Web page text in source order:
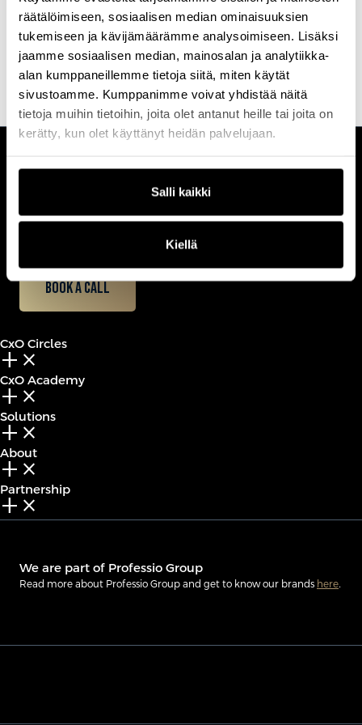
räätälöimiseen, sosiaalisen median ominaisuuksien
tukemiseen ja kävijämäärämme analysoimiseen. Lisäksi
jaamme sosiaalisen median, mainosalan ja analytiikka-
alan kumppaneillemme tietoja siitä, miten käytät
sivustoamme. Kumppanimme voivat yhdistää näitä
tietoja muihin tietoihin, joita olet antanut heille tai joita on
kerätty, kun olet käyttänyt heidän palvelujaan.
Salli kaikki
Kiellä
Vuonna 2012 Kimmo oli mukana perustamassa Onregoa, joka oli
yksi ensimmäisistä pilvipalveluita tarjonneista yritysistä Suomessa.
Sitä ennen hän työskenteli kyberturvallisuusratkaisujen
myyntijohtajana ja johtoryhmän jäsenenä Salcom Groupissa.
CUSTOMERCARE
Keilaranta 1 A, 02150 Espoo
Book a call
CxO Circles
add_2 close
CxO Academy
add_2 close
Solutions
add_2 close
About
add_2 close
Partnership
add_2 close
We are part of Professio Group
Read more about Professio Group and get to know our brands here.